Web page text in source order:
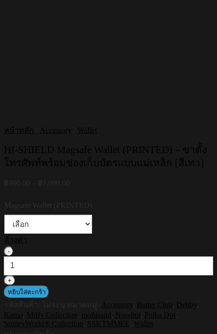
หน้าหลัก Accessory Wallet
HI-SHIELD Magsafe Wallet (PRINTED) – ขาตั้ง
โทรศัพท์พร้อมช่องเก็บบัตรแบบแม่เหล็ก [สีเทา]
฿1,090.00
ล้างค่า
SHIELD
Magsafe
Wallet
(PRINTED)
ขา
ตั้ง
หยิบใส่ตะกร้า
Accessory Butter Club Debby
Kamo
Miffy Collection mofusand Noodmi Polka Dot
SmileyWorld® Collection
SSKTMMEE
Wallet